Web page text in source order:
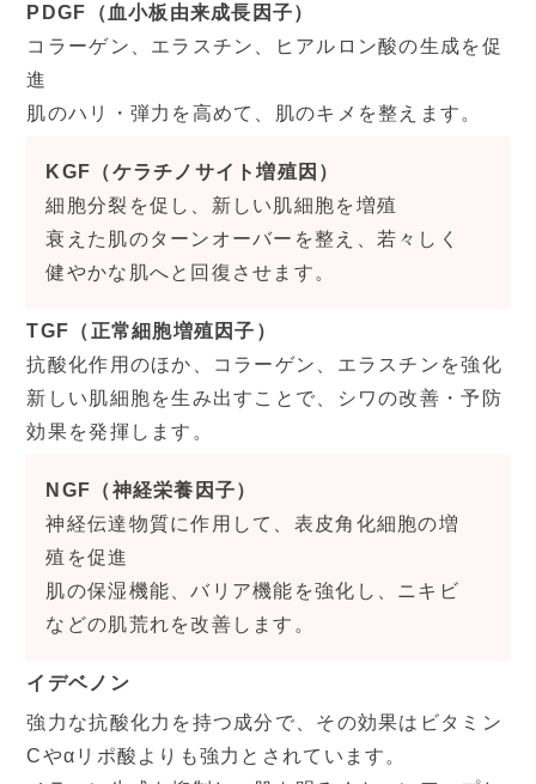
PDGF（血小板由来成長因子）
コラーゲン、エラスチン、ヒアルロン酸の生成を促
進
肌のハリ・弾力を高めて、肌のキメを整えます。
KGF（ケラチノサイト増殖因）
細胞分裂を促し、新しい肌細胞を増殖
衰えた肌のターンオーバーを整え、若々しく
健やかな肌へと回復させます。
TGF（正常細胞増殖因子）
抗酸化作用のほか、コラーゲン、エラスチンを強化
新しい肌細胞を生み出すことで、シワの改善・予防
効果を発揮します。
NGF（神経栄養因子）
神経伝達物質に作用して、表皮角化細胞の増
殖を促進
肌の保湿機能、バリア機能を強化し、ニキビ
などの肌荒れを改善します。
イデベノン
強力な抗酸化力を持つ成分で、その効果はビタミン
Cやαリポ酸よりも強力とされています。